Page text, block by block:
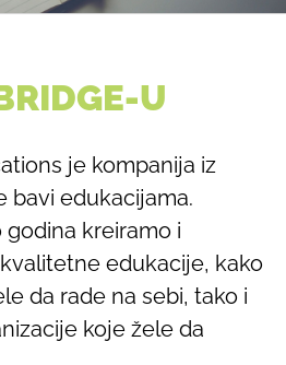
U
je kompanija iz
bavi edukacijama.
kreiramo i
edukacije, kako
da rade na sebi, tako i
koje žele da